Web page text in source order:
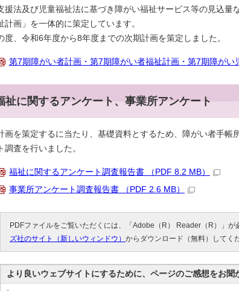
援法及び児童福祉法に基づき障がい福祉サービス等の見込量
計画」を一体的に策定しています。
度、令和6年度から8年度までの次期計画を策定しました。
第7期障がい者計画・第7期障がい者福祉計画・第7期障がい
祉に関するアンケート、事業所アンケート
画を策定するに当たり、基礎資料とするため、障がい者手帳
調査を行いました。
福祉に関するアンケート調査報告書 （PDF 8.2 MB）
事業所アンケート調査報告書 （PDF 2.6 MB）
PDFファイルをご覧いただくには、「Adobe（R） Reader（R）」が
ズ社のサイト（新しいウィンドウ） からダウンロード（無料）してく
より良いウェブサイトにするために、ページのご感想をお聞